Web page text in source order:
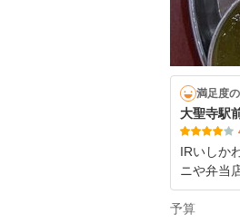
満足度
大聖寺駅
IRいしか
ニや弁当
予算